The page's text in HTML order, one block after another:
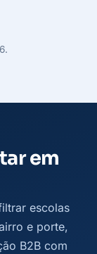
em
escolas
e porte,
B2B com